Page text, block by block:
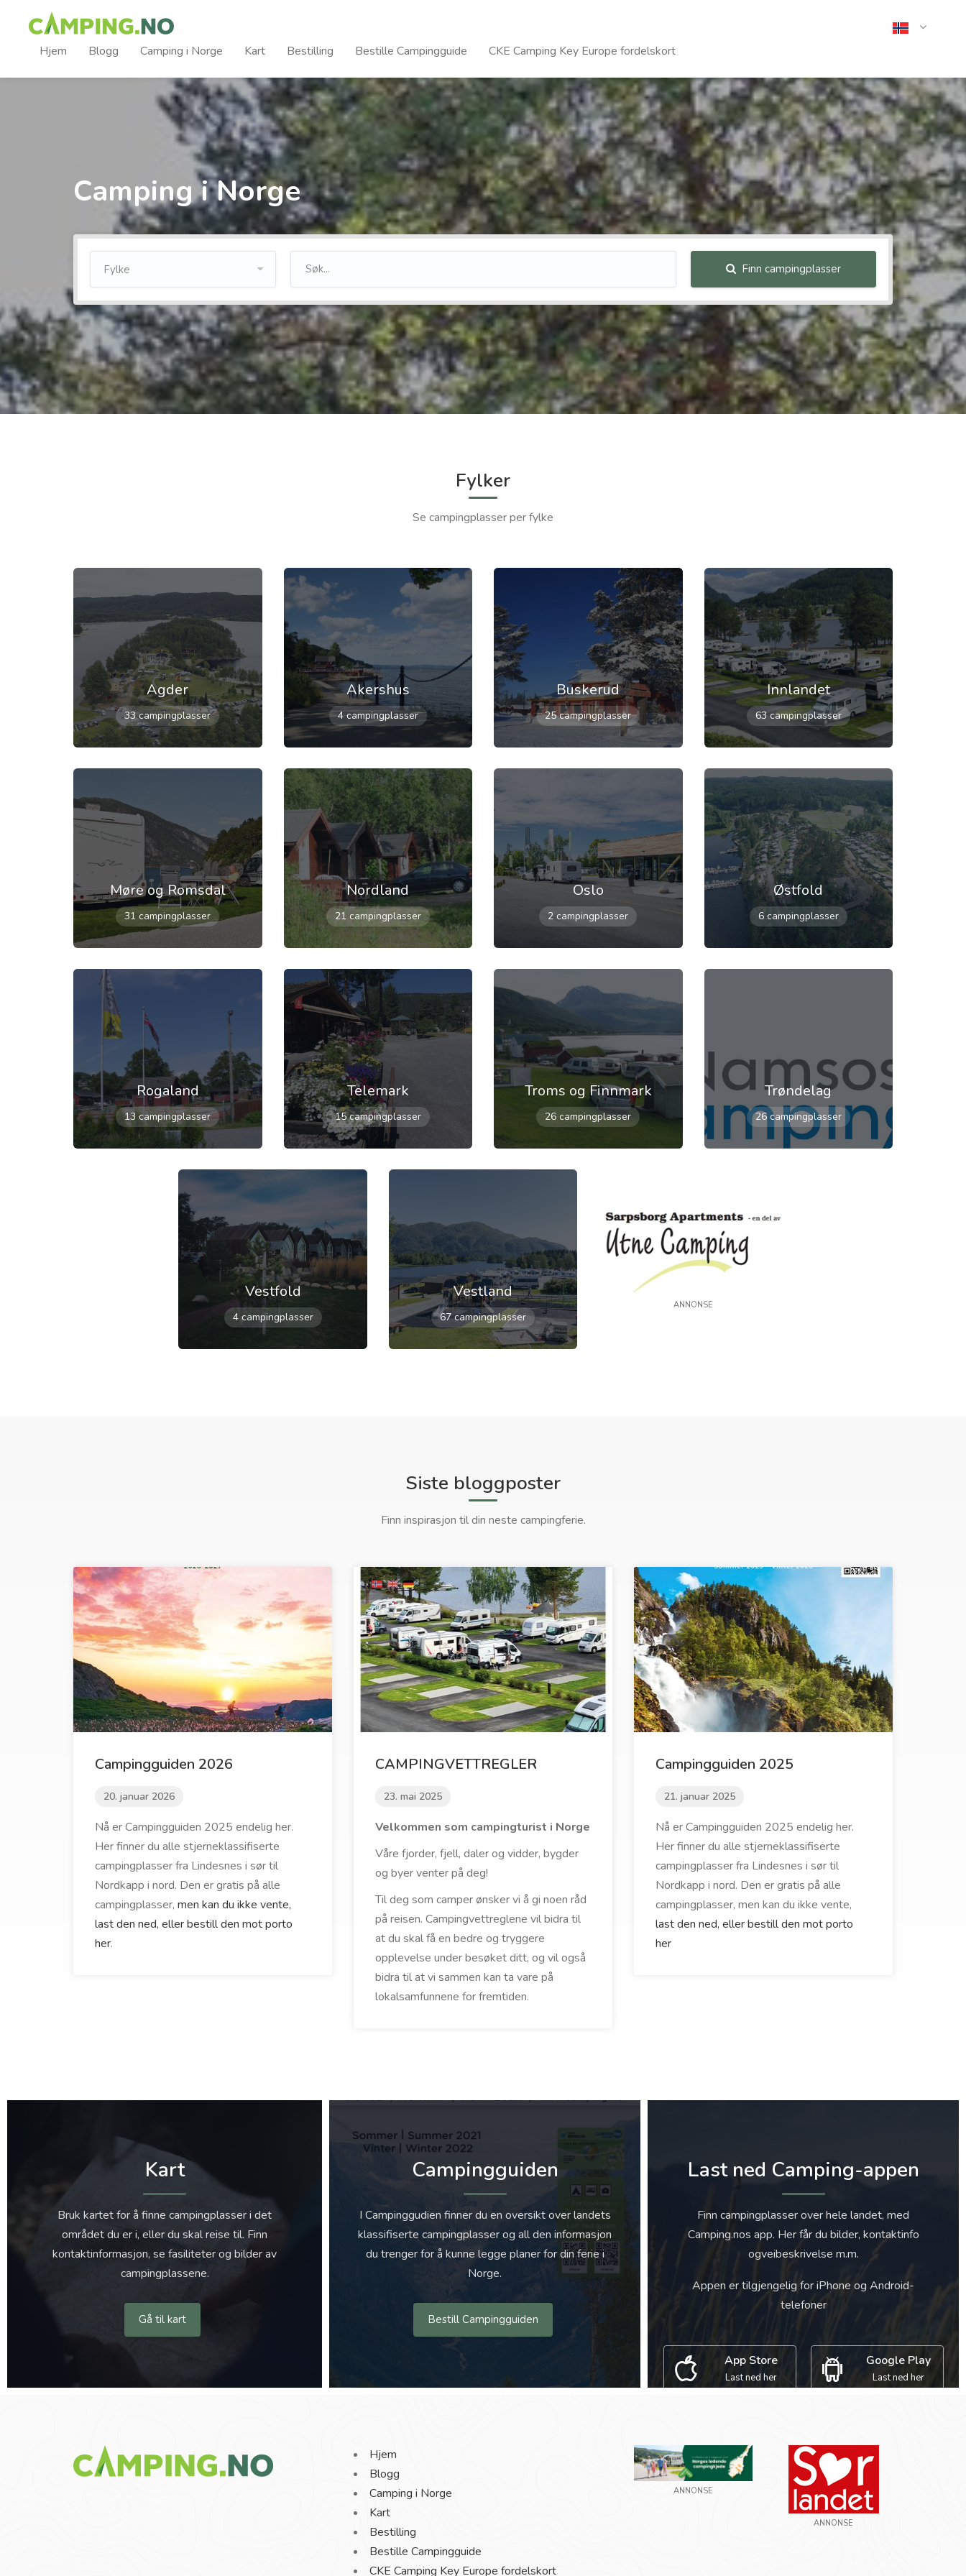
Hjem Blogg Camping i Norge Kart Bestilling Bestille Campingguide CKE Camping Key Europe fordelskort
Camping i Norge
Fylke Finn campingplasser
Fylker
Se campingplasser per fylke
Agder
33 campingplasser
Akershus
4 campingplasser
Buskerud
25 campingplasser
Innlandet
63 campingplasser
Møre og Romsdal
31 campingplasser
Nordland
21 campingplasser
Oslo
2 campingplasser
Østfold
6 campingplasser
Rogaland
13 campingplasser
Telemark
15 campingplasser
Troms og Finnmark
26 campingplasser
Trøndelag
26 campingplasser
Vestfold
4 campingplasser
Vestland
67 campingplasser
ANNONSE
Siste bloggposter
Finn inspirasjon til din neste campingferie.
Campingguiden 2026
20. januar 2026
Nå er Campingguiden 2025 endelig her.
Her finner du alle stjerneklassifiserte
campingplasser fra Lindesnes i sør til
Nordkapp i nord. Den er gratis på alle
campingplasser, men kan du ikke vente,
last den ned, eller bestill den mot porto
her.
CAMPINGVETTREGLER
23. mai 2025
Velkommen som campingturist i Norge
Våre fjorder, fjell, daler og vidder, bygder
og byer venter på deg!
Til deg som camper ønsker vi å gi noen råd
på reisen. Campingvettreglene vil bidra til
at du skal få en bedre og tryggere
opplevelse under besøket ditt, og vil også
bidra til at vi sammen kan ta vare på
lokalsamfunnene for fremtiden.
Campingguiden 2025
21. januar 2025
Nå er Campingguiden 2025 endelig her.
Her finner du alle stjerneklassifiserte
campingplasser fra Lindesnes i sør til
Nordkapp i nord. Den er gratis på alle
campingplasser, men kan du ikke vente,
last den ned, eller bestill den mot porto
her
Kart
Bruk kartet for å finne campingplasser i det
området du er i, eller du skal reise til. Finn
kontaktinformasjon, se fasiliteter og bilder av
campingplassene.
Gå til kart
Campingguiden
I Campinggudien finner du en oversikt over landets
klassifiserte campingplasser og all den informasjon
du trenger for å kunne legge planer for din ferie i
Norge.
Bestill Campingguiden
Last ned Camping-appen
Finn campingplasser over hele landet, med
Camping.nos app. Her får du bilder, kontaktinfo
ogveibeskrivelse m.m.
Appen er tilgjengelig for iPhone og Android-
telefoner
App Store
Last ned her
Google Play
Last ned her
Hjem
Blogg
Camping i Norge
Kart
Bestilling
Bestille Campingguide
CKE Camping Key Europe fordelskort
ANNONSE
ANNONSE